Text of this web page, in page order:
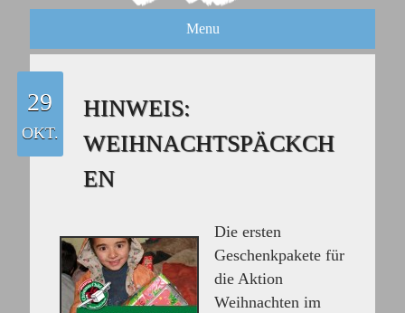
Menu
29
OKT.
HINWEIS:
WEIHNACHTSPÄCKCH
EN
Die ersten
Geschenkpakete für
die Aktion
Weihnachten im